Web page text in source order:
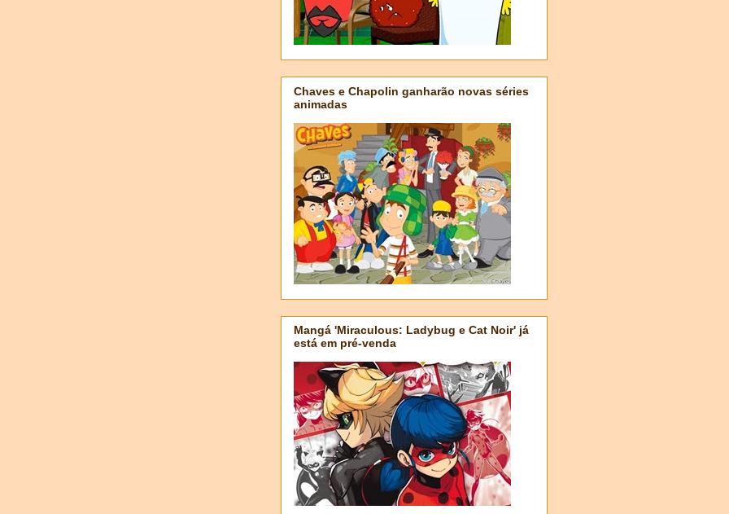
Chaves e Chapolin ganharão novas séries
animadas
Mangá 'Miraculous: Ladybug e Cat Noir' já
está em pré-venda